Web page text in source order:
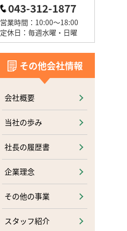
043-312-1877
営業時間：10:00～18:00
定休日：毎週水曜・日曜
その他会社情報
会社概要
当社の歩み
社長の履歴書
企業理念
その他の事業
スタッフ紹介